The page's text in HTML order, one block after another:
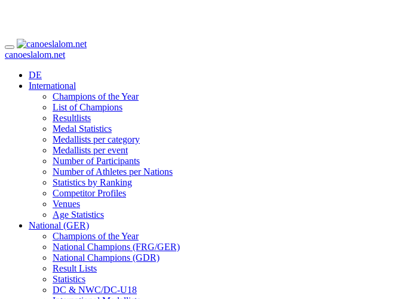
canoeslalom.net
DE
International
Champions of the Year
List of Champions
Resultlists
Medal Statistics
Medallists per category
Medallists per event
Number of Participants
Number of Athletes per Nations
Statistics by Ranking
Competitor Profiles
Venues
Age Statistics
National (GER)
Champions of the Year
National Champions (FRG/GER)
National Champions (GDR)
Result Lists
Statistics
DC & NWC/DC-U18